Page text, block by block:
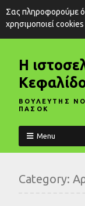
Η
ΒΟΥΛΕΥΤΗΣ
ΠΑΣΟΚ
Menu
Category:
Σας πληροφορούμε
χρησιμοποιεί